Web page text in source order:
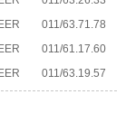
011/63.71.78
011/61.17.60
011/63.19.57